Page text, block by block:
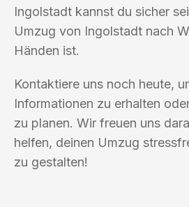
Ingolstadt kannst du sicher
Umzug von Ingolstadt nach
Händen ist.
Kontaktiere uns noch heute,
Informationen zu erhalten
zu planen. Wir freuen uns
helfen, deinen Umzug
zu gestalten!